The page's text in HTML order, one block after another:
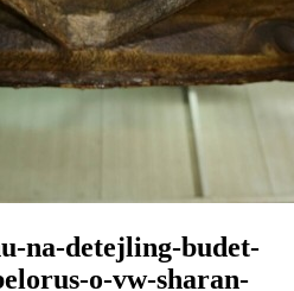
na-detejling-budet-
o-vw-sharan-